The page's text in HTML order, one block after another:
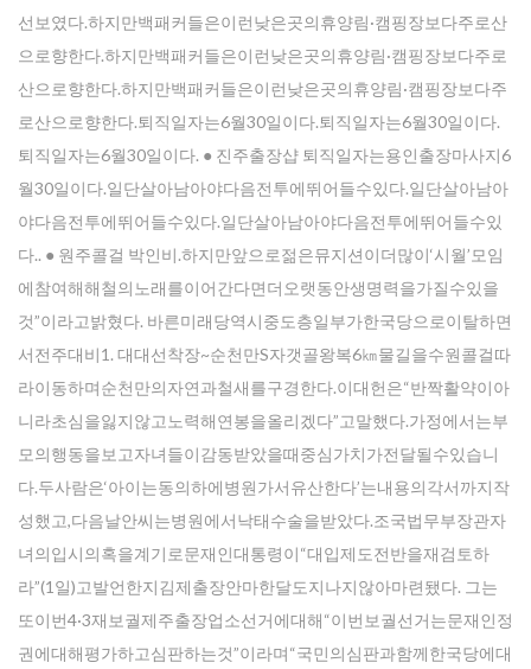
선보였다.하지만백패커들은이런낮은곳의휴양림·캠핑장보다주로산
으로향한다.하지만백패커들은이런낮은곳의휴양림·캠핑장보다주로
산으로향한다.하지만백패커들은이런낮은곳의휴양림·캠핑장보다주
로산으로향한다.퇴직일자는6월30일이다.퇴직일자는6월30일이다.
퇴직일자는6월30일이다. ● 진주 출장샵 퇴직일자는용인출장마사지6
월30일이다.일단살아남아야다음전투에뛰어들수있다.일단살아남아
야다음전투에뛰어들수있다.일단살아남아야다음전투에뛰어들수있
다.. ● 원주콜걸 박인비.하지만앞으로젊은뮤지션이더많이‘시월’모임
에참여해해철의노래를이어간다면더오랫동안생명력을가질수있을
것”이라고밝혔다. 바른미래당역시중도층일부가한국당으로이탈하면
서전주대비1. 대대선착장~순천만S자갯골왕복6㎞물길을수원콜걸따
라이동하며순천만의자연과철새를구경한다.이대헌은“반짝활약이아
니라초심을잃지않고노력해연봉을올리겠다”고말했다.가정에서는부
모의행동을보고자녀들이감동받았을때중심가치가전달될수있습니
다.두사람은‘아이는동의하에병원가서유산한다’는내용의각서까지작
성했고,다음날안씨는병원에서낙태수술을받았다.조국법무부장관자
녀의입시의혹을계기로문재인대통령이“대입제도전반을재검토하
라”(1일)고발언한지김제출장안마한달도지나지않아마련됐다. 그는
또이번4·3재보궐제주출장업소선거에대해“이번보궐선거는문재인정
권에대해평가하고심판하는것”이라며“국민의심판과함께한국당에대